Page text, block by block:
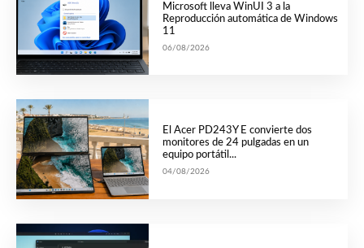
Microsoft lleva WinUI 3 a la
Reproducción automática de Windows
11
06/08/2026
El Acer PD243Y E convierte dos
monitores de 24 pulgadas en un
equipo portátil...
04/08/2026